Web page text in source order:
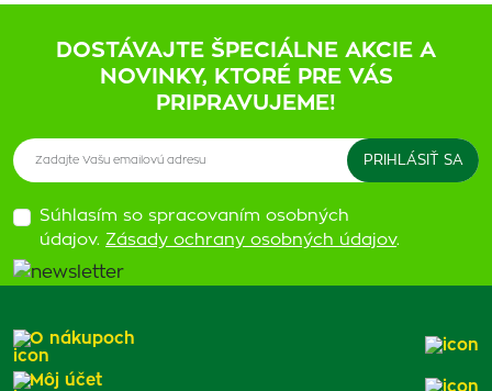
DOSTÁVAJTE ŠPECIÁLNE AKCIE A
NOVINKY, KTORÉ PRE VÁS
PRIPRAVUJEME!
Súhlasím so spracovaním osobných
údajov. Zásady ochrany osobných údajov.
O nákupoch
Môj účet